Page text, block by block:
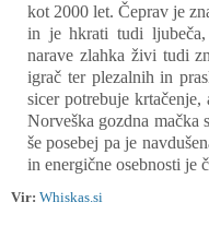
kot 2000 let. Čeprav je
in je hkrati tudi
narave zlahka živi tudi
igrač ter plezalnih in
sicer potrebuje
Norveška gozdna mačka
še posebej pa je
in energične osebnosti je
Vir: Whiskas.si